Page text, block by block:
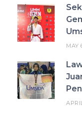
MAY